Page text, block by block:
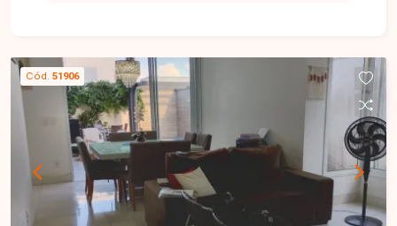
e suíte com ar-condicionado, garantindo mais
conforto e praticidade no dia a dia. Conta com 3
suítes, sendo 1 suíte master com closet, além de
cozinha integrada e excelente área gourmet com
churrasqueira e ofurô, ideal para momentos de
lazer e convivência. Possui ainda garagem para 4
carros, sendo 2 vagas cobertas, oferecendo mais
comodidade e funcionalidade. Uma excelente
Cód. 51906